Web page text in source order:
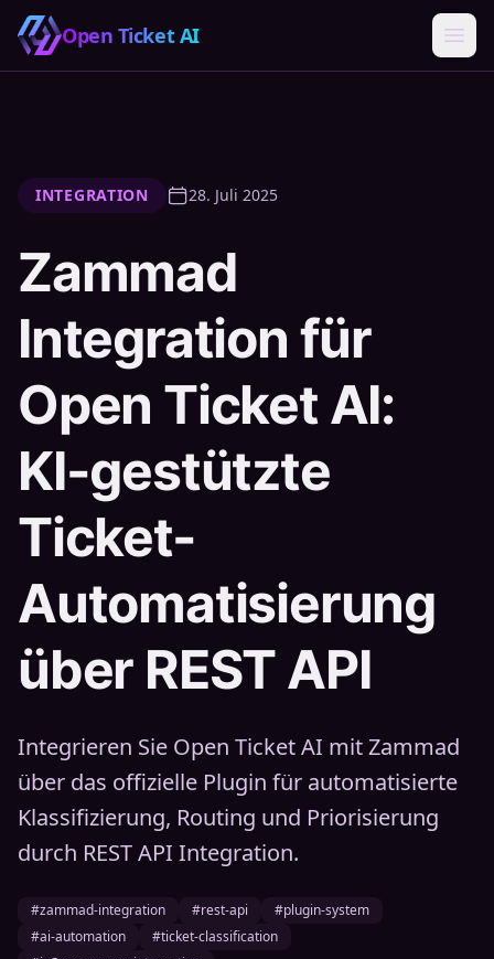
Open Ticket AI
INTEGRATION 28. Juli 2025
Zammad
Integration für
Open Ticket AI:
KI-gestützte
Ticket-
Automatisierung
über REST API
Integrieren Sie Open Ticket AI mit Zammad
über das offizielle Plugin für automatisierte
Klassifizierung, Routing und Priorisierung
durch REST API Integration.
#zammad-integration #rest-api
#plugin-system
#ai-automation
#ticket-classification